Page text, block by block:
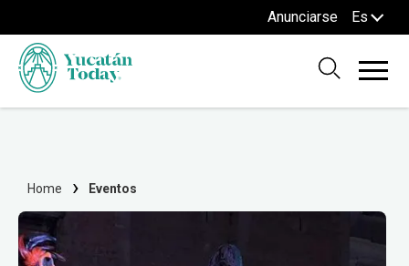
Anunciarse Es
Home Eventos